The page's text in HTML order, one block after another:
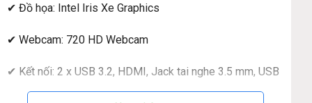
✔ Đồ họa: Intel Iris Xe Graphics
✔ Webcam: 720 HD Webcam
✔ Kết nối: 2 x USB 3.2, HDMI, Jack tai nghe 3.5 mm, USB
Type-C